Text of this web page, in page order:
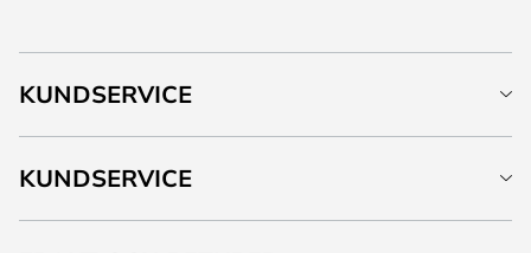
KUNDSERVICE
KUNDSERVICE